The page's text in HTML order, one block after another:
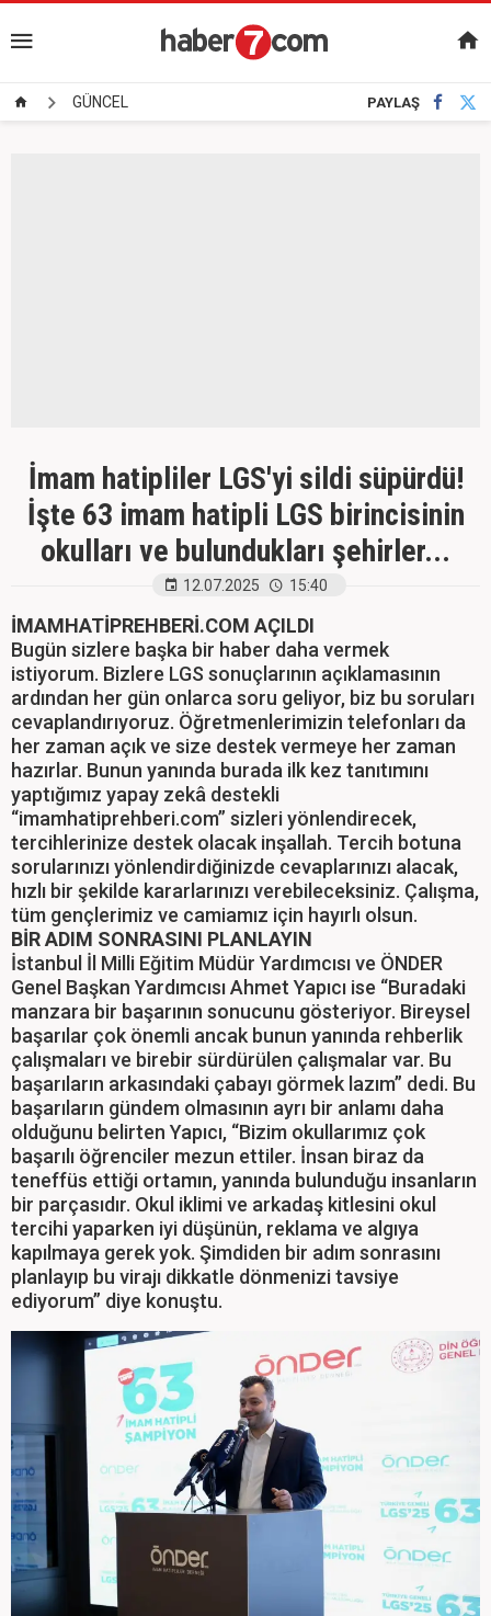
GÜNCEL PAYLAŞ
İmam hatipliler LGS'yi sildi süpürdü!
İşte 63 imam hatipli LGS birincisinin
okulları ve bulundukları şehirler...
12.07.2025 15:40
İMAMHATİPREHBERİ.COM AÇILDI
Bugün sizlere başka bir haber daha vermek
istiyorum. Bizlere LGS sonuçlarının açıklamasının
ardından her gün onlarca soru geliyor, biz bu soruları
cevaplandırıyoruz. Öğretmenlerimizin telefonları da
her zaman açık ve size destek vermeye her zaman
hazırlar. Bunun yanında burada ilk kez tanıtımını
yaptığımız yapay zekâ destekli
“imamhatiprehberi.com” sizleri yönlendirecek,
tercihlerinize destek olacak inşallah. Tercih botuna
sorularınızı yönlendirdiğinizde cevaplarınızı alacak,
hızlı bir şekilde kararlarınızı verebileceksiniz. Çalışma,
tüm gençlerimiz ve camiamız için hayırlı olsun.
BİR ADIM SONRASINI PLANLAYIN
İstanbul İl Milli Eğitim Müdür Yardımcısı ve ÖNDER
Genel Başkan Yardımcısı Ahmet Yapıcı ise “Buradaki
manzara bir başarının sonucunu gösteriyor. Bireysel
başarılar çok önemli ancak bunun yanında rehberlik
çalışmaları ve birebir sürdürülen çalışmalar var. Bu
başarıların arkasındaki çabayı görmek lazım” dedi. Bu
başarıların gündem olmasının ayrı bir anlamı daha
olduğunu belirten Yapıcı, “Bizim okullarımız çok
başarılı öğrenciler mezun ettiler. İnsan biraz da
teneffüs ettiği ortamın, yanında bulunduğu insanların
bir parçasıdır. Okul iklimi ve arkadaş kitlesini okul
tercihi yaparken iyi düşünün, reklama ve algıya
kapılmaya gerek yok. Şimdiden bir adım sonrasını
planlayıp bu virajı dikkatle dönmenizi tavsiye
ediyorum” diye konuştu.